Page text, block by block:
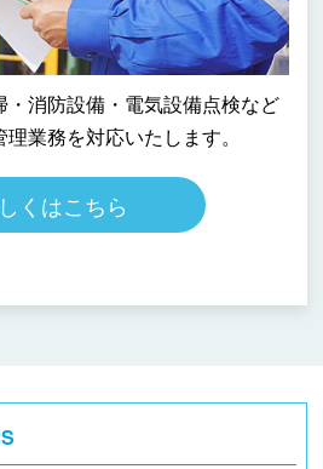
消防設備・電気設備点検など
業務を対応いたします。
くはこちら